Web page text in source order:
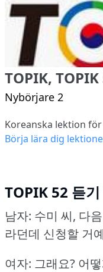
TOPIK,
Nybörjare 2
Koreanska lektion
Börja lära dig
TOPIK 52 듣
남자: 수미 씨, 다
라던데 신청할 거
여자: 그래요? 어